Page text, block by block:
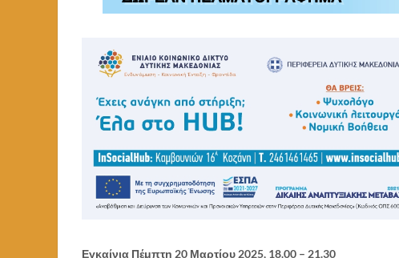
Εγκαίνια Πέμπτη 20 Μαρτίου 2025, 18.00 – 21.30